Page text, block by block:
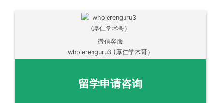
微信客服
wholerenguru3 (厚仁学术哥）
留学申请咨询